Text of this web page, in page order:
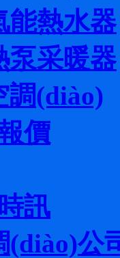
能熱水器
泵采暖器
調(diào)
價
訊
(diào)公